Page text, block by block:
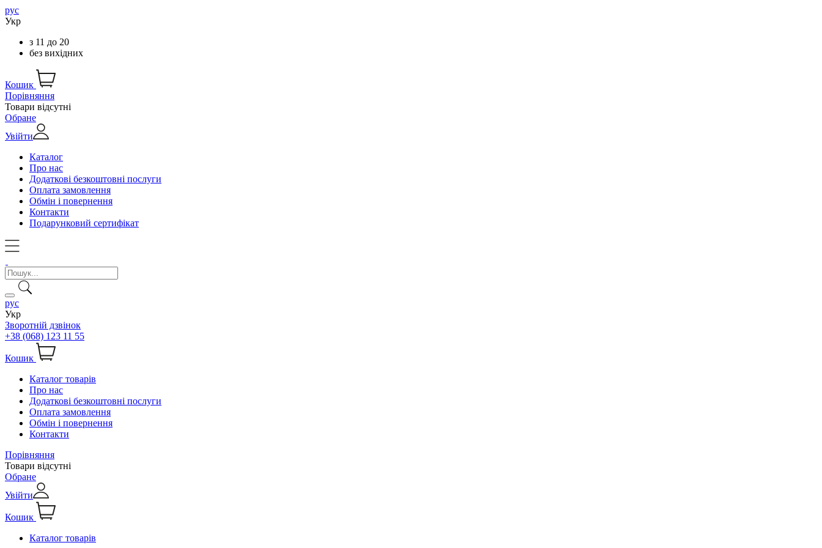
рус
Укр
з 11 до 20
без вихідних
Кошик
Порівняння
Товари відсутні
Обране
Увійти
Каталог
Про нас
Додаткові безкоштовні послуги
Оплата замовлення
Обмін і повернення
Контакти
Подарунковий сертифікат
рус
Укр
Зворотній дзвінок
+38 (068) 123 11 55
Кошик
Каталог товарів
Про нас
Додаткові безкоштовні послуги
Оплата замовлення
Обмін і повернення
Контакти
Порівняння
Товари відсутні
Обране
Увійти
Кошик
Каталог товарів